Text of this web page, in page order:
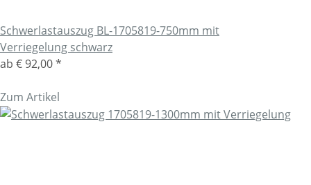
Schwerlastauszug BL-1705819-750mm mit
Verriegelung schwarz
ab € 92,00*
Zum Artikel